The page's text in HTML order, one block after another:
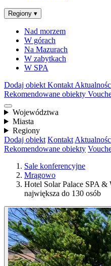
Regiony ▾
Nad morzem
W górach
Na Mazurach
W zabytkach
W SPA
Dodaj obiekt Kontakt
Rekomendowane obiekty
Województwa
Miasta
Regiony
Dodaj obiekt Kontakt
Rekomendowane obiekty
Sale konferencyjne
Mrągowo
Hotel Solar Palace SPA &
największa do 130 osób